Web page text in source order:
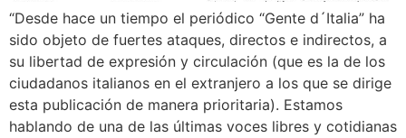
“Desde hace un tiempo el periódico “Gente d´Italia” ha
sido objeto de fuertes ataques, directos e indirectos, a
su libertad de expresión y circulación (que es la de los
ciudadanos italianos en el extranjero a los que se dirige
esta publicación de manera prioritaria). Estamos
hablando de una de las últimas voces libres y cotidianas